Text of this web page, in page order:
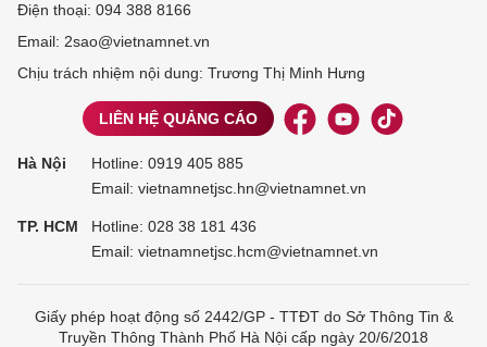
Điện thoại: 094 388 8166
Email: 2sao@vietnamnet.vn
Chịu trách nhiệm nội dung: Trương Thị Minh Hưng
LIÊN HỆ QUẢNG CÁO
Hà Nội Hotline: 0919 405 885
Email: vietnamnetjsc.hn@vietnamnet.vn
TP. HCM Hotline: 028 38 181 436
Email: vietnamnetjsc.hcm@vietnamnet.vn
Giấy phép hoạt động số 2442/GP - TTĐT do Sở Thông Tin &
Truyền Thông Thành Phố Hà Nội cấp ngày 20/6/2018